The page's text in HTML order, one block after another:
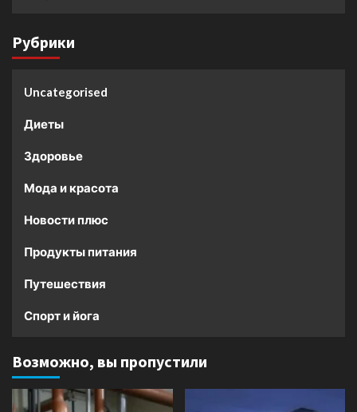
Рубрики
Uncategorised
Диеты
Здоровье
Мода и красота
Новости плюс
Продукты питания
Путешествия
Спорт и йога
Возможно, вы пропустили